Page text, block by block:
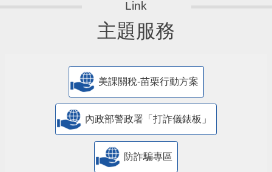
主題服務
美課關稅-苗栗行動方案
內政部警政署「打詐儀錶板」
防詐騙專區